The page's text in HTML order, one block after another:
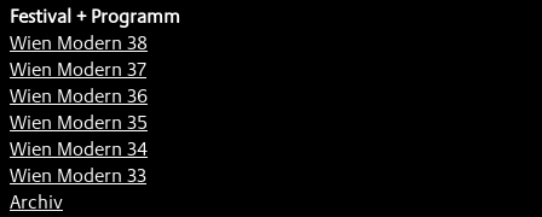
Festival + Programm
Wien Modern 38
Wien Modern 37
Wien Modern 36
Wien Modern 35
Wien Modern 34
Wien Modern 33
Archiv